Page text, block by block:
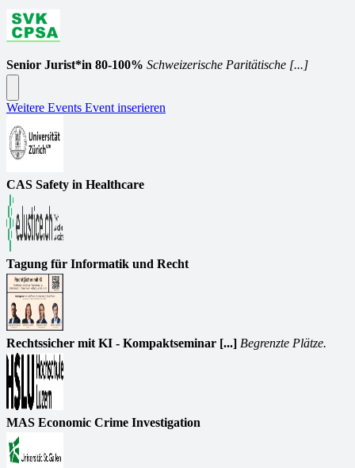
Senior Jurist*in 80-100% Schweizerische Paritätische [...]
Weitere Events Event inserieren
CAS Safety in Healthcare
Tagung für Informatik und Recht
Rechtssicher mit KI - Kompaktseminar [...] Begrenzte Plätze.
MAS Economic Crime Investigation